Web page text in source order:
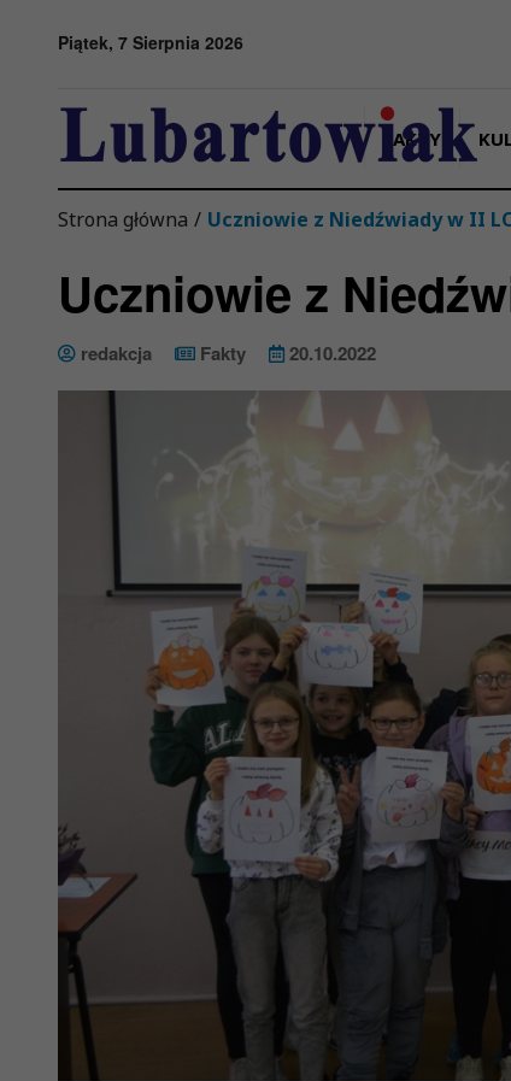
Piątek, 7 Sierpnia 2026
FAKTY
Strona główna / Uczniowie z Niedźwiady w II
Uczniowie z
redakcja Fakty 20.10.2022